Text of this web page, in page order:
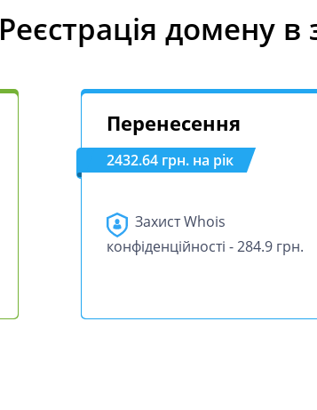
Реєстрація домену в
Перенесення
2432.64 грн. на рік
Захист Whois
конфіденційності - 284.9 грн.